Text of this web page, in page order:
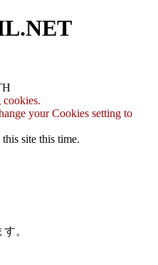
your Cookies setting to
site this time.
。